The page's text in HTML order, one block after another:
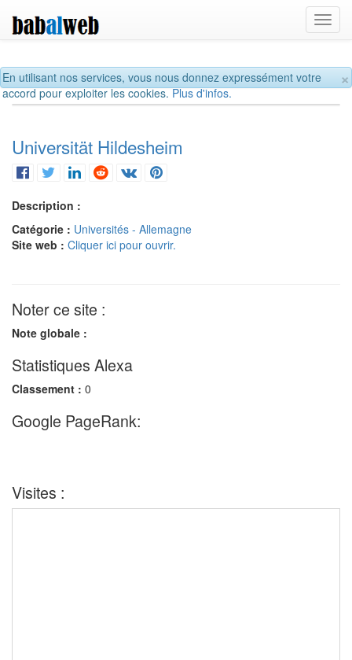
×
En utilisant nos services, vous nous donnez expressément votre
accord pour exploiter les cookies.Plus d'infos.
Universität Hildesheim
Description :
Catégorie : Universités - Allemagne
Site web : Cliquer ici pour ouvrir.
Noter ce site :
Note globale :
Statistiques Alexa
Classement : 0
Google PageRank:
Visites :